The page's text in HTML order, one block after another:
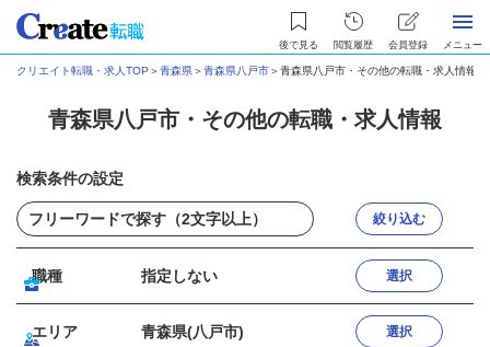
後で見る 閲覧履歴 会員登録 メニュー
クリエイト転職・求人TOP ＞青森県＞青森県八戸市＞青森県八戸市・その他の転職・求人情報
青森県八戸市・その他の転職・求人情報
検索条件の設定
絞り込む
職種 指定しない 選択
エリア 青森県(八戸市) 選択